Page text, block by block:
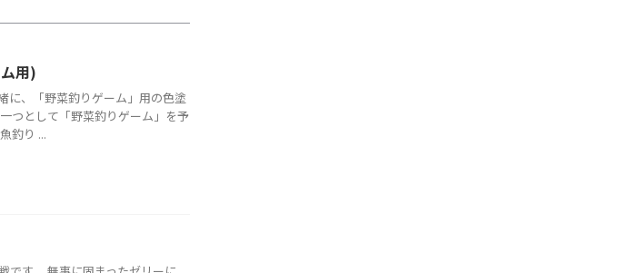
用)
に、「野菜釣りゲーム」用の色塗
つとして「野菜釣りゲーム」を予
釣り ...